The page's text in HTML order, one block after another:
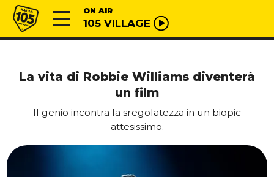
Vai al contenuto
Radio 105 ON AIR
105 VILLAGE
La vita di Robbie Williams diventerà
un film
Il genio incontra la sregolatezza in un biopic
attesissimo.